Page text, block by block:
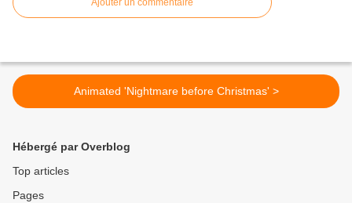
Ajouter un commentaire
Animated 'Nightmare before Christmas' >
Hébergé par Overblog
Top articles
Pages